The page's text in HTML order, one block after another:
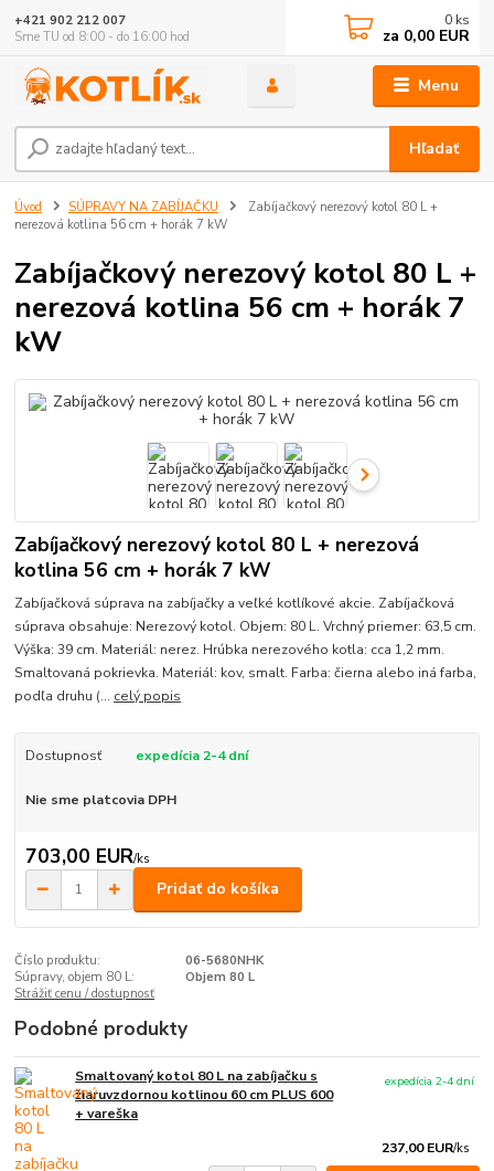
Menu
Hľadať
+421 902 212 007
Sme TU od 8:00 - do 16:00 hod
0 ks
za 0,00 EUR
Úvod SÚPRAVY NA ZABÍJAČKU
Zabíjačkový nerezový kotol 80 L +
nerezová kotlina 56 cm + horák 7 kW
Zabíjačkový nerezový kotol 80 L +
nerezová kotlina 56 cm + horák 7
kW
Zabíjačkový nerezový kotol 80 L + nerezová
kotlina 56 cm + horák 7 kW
Zabíjačková súprava na zabíjačky a veľké kotlíkové akcie. Zabíjačková
súprava obsahuje: Nerezový kotol. Objem: 80 L. Vrchný priemer: 63,5 cm.
Výška: 39 cm. Materiál: nerez. Hrúbka nerezového kotla: cca 1,2 mm.
Smaltovaná pokrievka. Materiál: kov, smalt. Farba: čierna alebo iná farba,
podľa druhu (... celý popis
Dostupnosť expedícia 2-4 dní
Nie sme platcovia DPH
703,00 EUR/ks
Pridať do košíka
Číslo produktu:
06-5680NHK
Súpravy, objem 80 L:
Objem 80 L
Strážiť cenu / dostupnosť
Podobné produkty
Smaltovaný kotol 80 L na zabíjačku s
žiaruvzdornou kotlinou 60 cm PLUS 600
+ vareška
237,00 EUR/ks
expedícia 2-4 dní